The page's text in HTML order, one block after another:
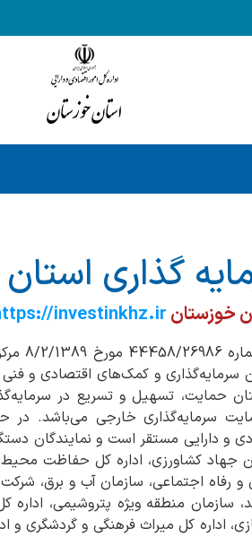
گذاری
خوزستانinvestinkhz.ir
طبق
و کمک‌های اقتصادی و فنی
حمایت، تسهیل و تسریع در
سرمایه‌گذاری خارجی می‌باشد. در
و دارایی مستقر است و نمایندگان
کشاورزی، اداره کل حفاظت
و رفاه اجتماعی، سازمان آب و برق،
سازمان منطقه ویژه پتروشیمی،
اداره کل میراث فرهنگی و گردشگری